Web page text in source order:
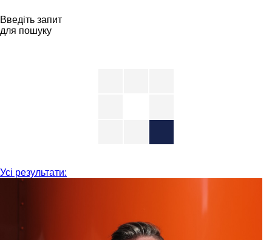
Введіть запит
для пошуку
Усі результати: